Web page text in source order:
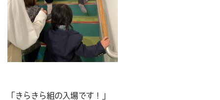
「きらきら組の入場です！」